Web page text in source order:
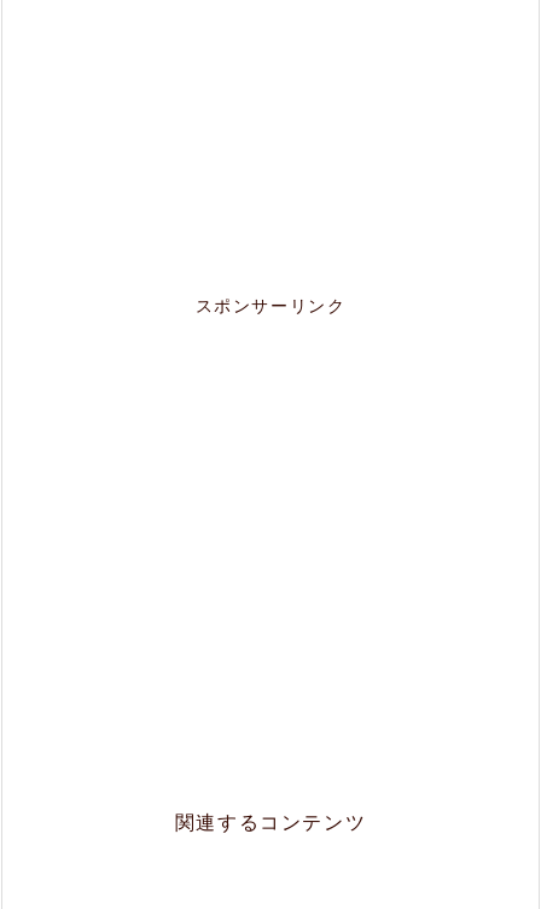
スポンサーリンク
関連するコンテンツ